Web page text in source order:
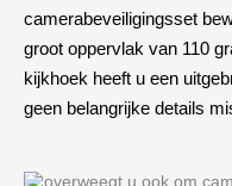
camerabeveiligingsset
groot oppervlak van 110
kijkhoek heeft u een
geen belangrijke details